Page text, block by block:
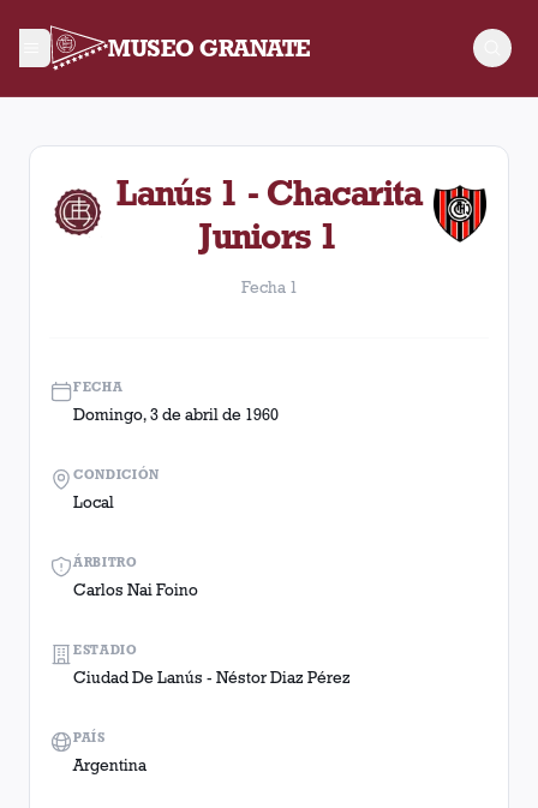
MUSEO GRANATE
Fecha 1. Partido entre Lanús y Chacarita Juniors
Lanús 1 - Chacarita
Juniors 1
Fecha 1
FECHA
Domingo, 3 de abril de 1960
ÁRBITRO
Carlos Nai Foino
CONDICIÓN
Local
ESTADIO
Ciudad De Lanús - Néstor Diaz Pérez
PAÍS
Argentina